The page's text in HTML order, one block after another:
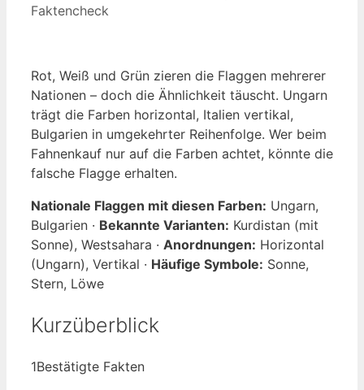
Faktencheck
Rot, Weiß und Grün zieren die Flaggen mehrerer
Nationen – doch die Ähnlichkeit täuscht. Ungarn
trägt die Farben horizontal, Italien vertikal,
Bulgarien in umgekehrter Reihenfolge. Wer beim
Fahnenkauf nur auf die Farben achtet, könnte die
falsche Flagge erhalten.
Nationale Flaggen mit diesen Farben: Ungarn,
Bulgarien · Bekannte Varianten: Kurdistan (mit
Sonne), Westsahara · Anordnungen: Horizontal
(Ungarn), Vertikal · Häufige Symbole: Sonne,
Stern, Löwe
Kurzüberblick
1Bestätigte Fakten